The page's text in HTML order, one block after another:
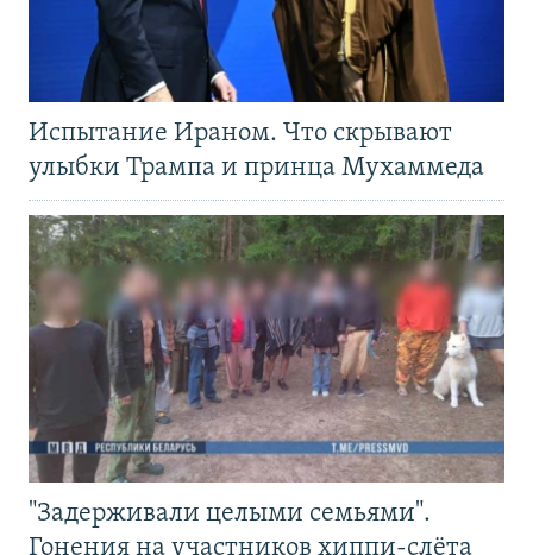
Испытание Ираном. Что скрывают
улыбки Трампа и принца Мухаммеда
"Задерживали целыми семьями".
Гонения на участников хиппи-слёта